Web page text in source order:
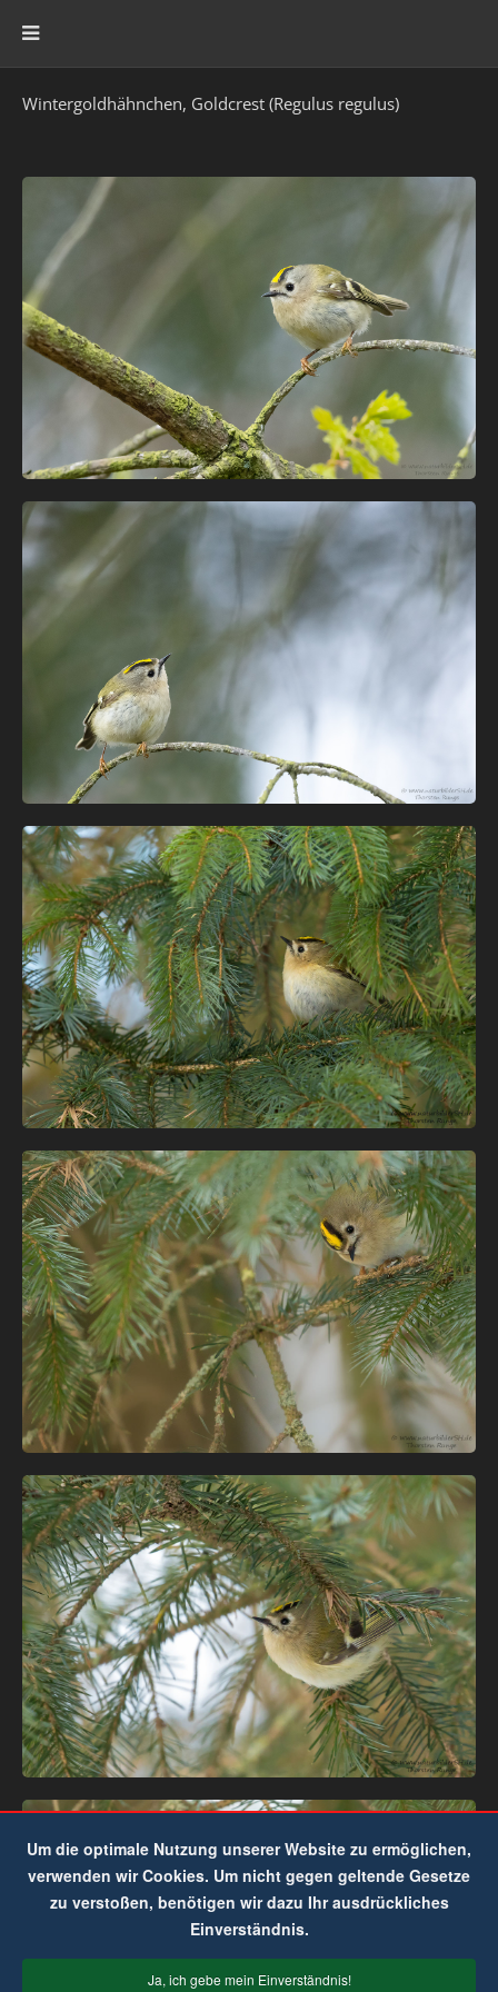
Wintergoldhähnchen, Goldcrest (Regulus regulus)
Um die optimale Nutzung unserer Website zu ermöglichen,
verwenden wir Cookies. Um nicht gegen geltende Gesetze
zu verstoßen, benötigen wir dazu Ihr ausdrückliches
Einverständnis.
Ja, ich gebe mein Einverständnis!